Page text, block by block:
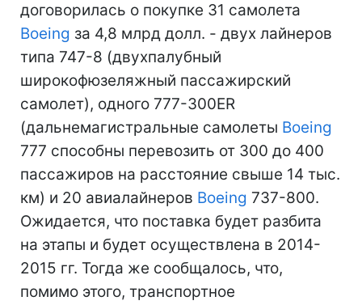
договорилась о покупке 31 самолета
Boeing за 4,8 млрд долл. - двух лайнеров
типа 747-8 (двухпалубный
широкофюзеляжный пассажирский
самолет), одного 777-300ER
(дальнемагистральные самолеты Boeing
777 способны перевозить от 300 до 400
пассажиров на расстояние свыше 14 тыс.
км) и 20 авиалайнеров Boeing 737-800.
Ожидается, что поставка будет разбита
на этапы и будет осуществлена в 2014-
2015 гг. Тогда же сообщалось, что,
помимо этого, транспортное